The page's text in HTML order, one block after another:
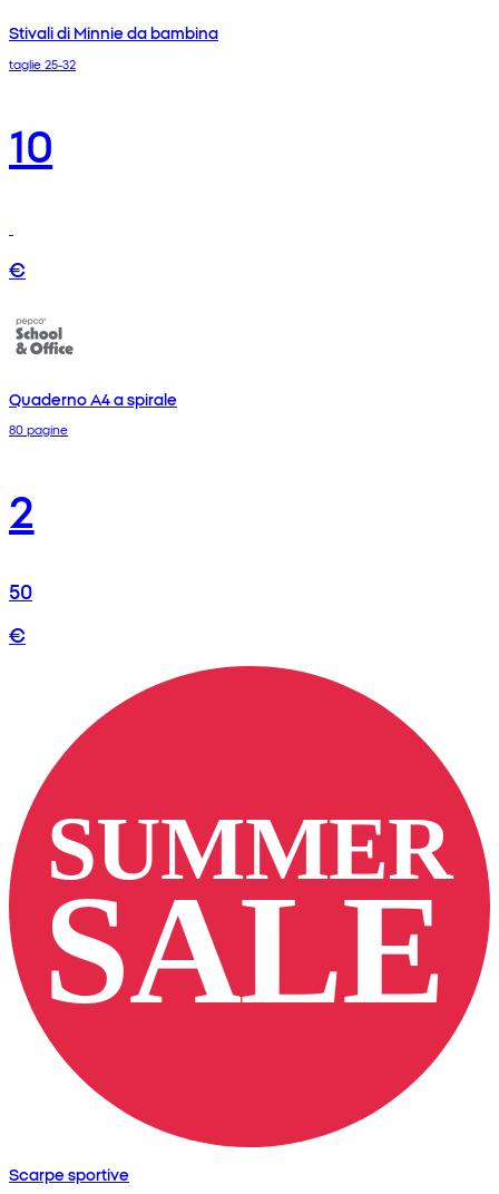
Stivali di Minnie da bambina
taglie 25-32
10
€
Quaderno A4 a spirale
80 pagine
2
50
€
Scarpe sportive